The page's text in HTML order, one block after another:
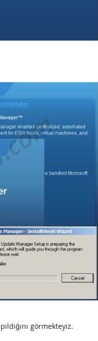
görmekteyiz.